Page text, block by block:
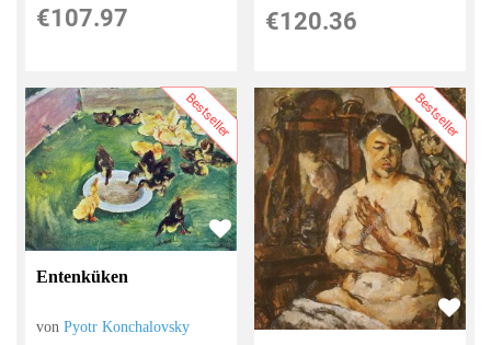
€107.97 €120.36
Bestseller
Entenküken
vonPyotr Konchalovsky
Bestseller